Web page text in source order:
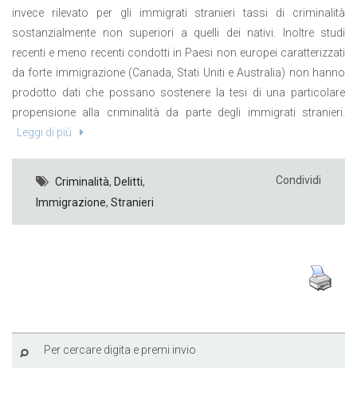
invece rilevato per gli immigrati stranieri tassi di criminalità
sostanzialmente non superiori a quelli dei nativi. Inoltre studi
recenti e meno recenti condotti in Paesi non europei caratterizzati
da forte immigrazione (Canada, Stati Uniti e Australia) non hanno
prodotto dati che possano sostenere la tesi di una particolare
propensione alla criminalità da parte degli immigrati stranieri.
Leggi di più
Criminalità, Delitti,
Immigrazione, Stranieri
Condividi